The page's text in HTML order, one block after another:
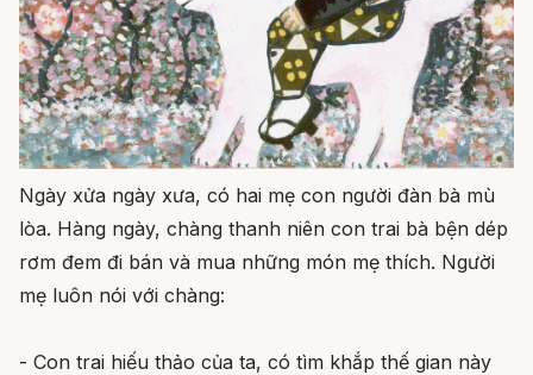
Ngày xửa ngày xưa, có hai mẹ con người đàn bà mù
lòa. Hàng ngày, chàng thanh niên con trai bà bện dép
rơm đem đi bán và mua những món mẹ thích. Người
mẹ luôn nói với chàng:
- Con trai hiếu thảo của ta, có tìm khắp thế gian này